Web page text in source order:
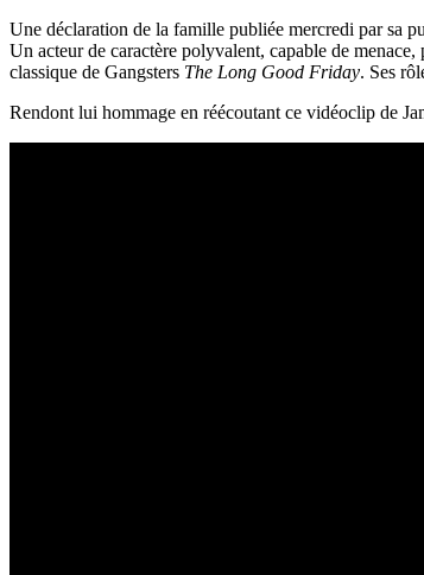
Une déclaration de la famille publiée mercredi par sa
Un acteur de caractère polyvalent, capable de
classique de Gangsters The Long Good Friday. Ses
Rendont lui hommage en réécoutant ce vidéoclip de